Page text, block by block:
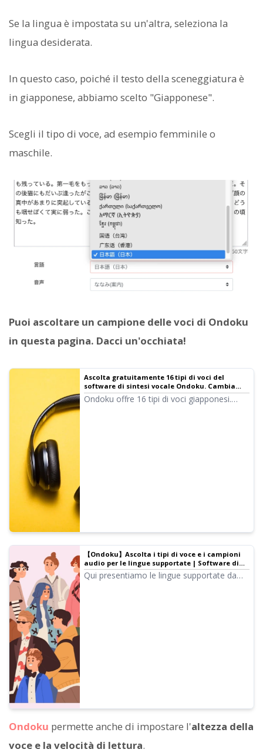
Se la lingua è impostata su un'altra, seleziona la
lingua desiderata.
In questo caso, poiché il testo della sceneggiatura è
in giapponese, abbiamo scelto "Giapponese".
Scegli il tipo di voce, ad esempio femminile o
maschile.
Puoi ascoltare un campione delle voci di Ondoku
in questa pagina. Dacci un'occhiata!
Ascolta gratuitamente 16 tipi di voci del
software di sintesi vocale Ondoku. Cambia
l'impressione regolando l'altezza | Software
di sintesi vocale Ondoku
Ondoku offre 16 tipi di voci giapponesi.
【Ondoku】Ascolta i tipi di voce e i campioni
audio per le lingue supportate | Software di
sintesi vocale Ondoku
Qui presentiamo le lingue supportate da
Ondoku permette anche di impostare l'altezza della
voce e la velocità di lettura.